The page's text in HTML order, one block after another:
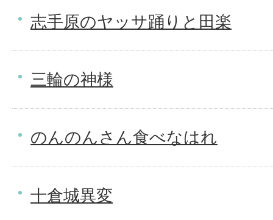
志手原のヤッサ踊りと田楽
三輪の神様
のんのんさん食べなはれ
十倉城異変